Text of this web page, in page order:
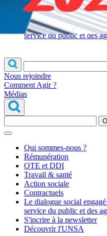
Contractuels
Le dialogue social
service du public et des
Nous rejoindre
Comment Agir ?
Médias
Qui sommes-nous ?
Rémunération
OTE et DDI
Travail & santé
Action sociale
Contractuels
Le dialogue social
service du public et des
S'incrire à la newsletter
Découvrir l'UNSA